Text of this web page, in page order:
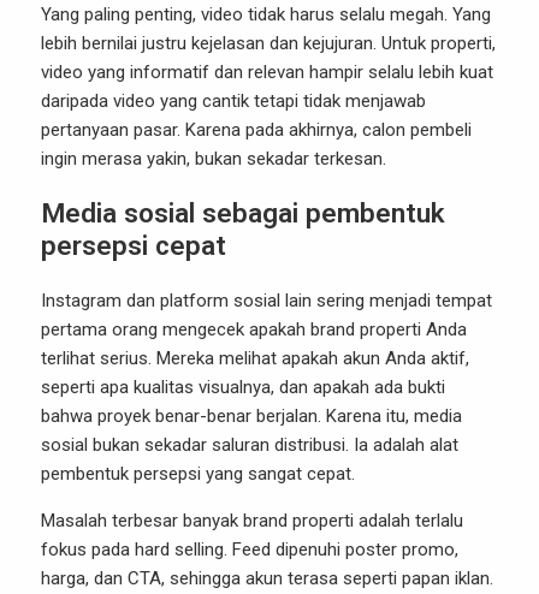
Yang paling penting, video tidak harus selalu megah. Yang
lebih bernilai justru kejelasan dan kejujuran. Untuk properti,
video yang informatif dan relevan hampir selalu lebih kuat
daripada video yang cantik tetapi tidak menjawab
pertanyaan pasar. Karena pada akhirnya, calon pembeli
ingin merasa yakin, bukan sekadar terkesan.
Media sosial sebagai pembentuk
persepsi cepat
Instagram dan platform sosial lain sering menjadi tempat
pertama orang mengecek apakah brand properti Anda
terlihat serius. Mereka melihat apakah akun Anda aktif,
seperti apa kualitas visualnya, dan apakah ada bukti
bahwa proyek benar-benar berjalan. Karena itu, media
sosial bukan sekadar saluran distribusi. Ia adalah alat
pembentuk persepsi yang sangat cepat.
Masalah terbesar banyak brand properti adalah terlalu
fokus pada hard selling. Feed dipenuhi poster promo,
harga, dan CTA, sehingga akun terasa seperti papan iklan.